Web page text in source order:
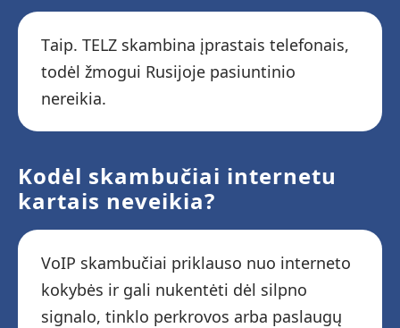
Taip. TELZ skambina įprastais telefonais,
todėl žmogui Rusijoje pasiuntinio
nereikia.
Kodėl skambučiai internetu
kartais neveikia?
VoIP skambučiai priklauso nuo interneto
kokybės ir gali nukentėti dėl silpno
signalo, tinklo perkrovos arba paslaugų